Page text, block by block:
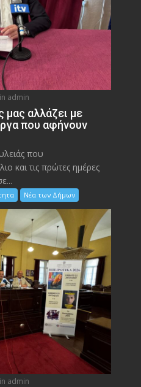
admin
αλλάζει με
που αφήνουν
που
και τις πρώτες ημέρες
Νέα των Δήμων
admin